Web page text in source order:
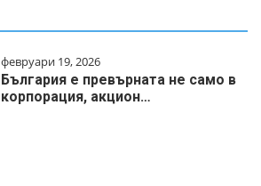
февруари 19, 2026
България е превърната не само в
корпорация, акцион…